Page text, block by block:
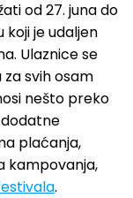
od 27. juna do
koji je udaljen
Ulaznice se
svih osam
nešto preko
plaćanja,
kampovanja,
.